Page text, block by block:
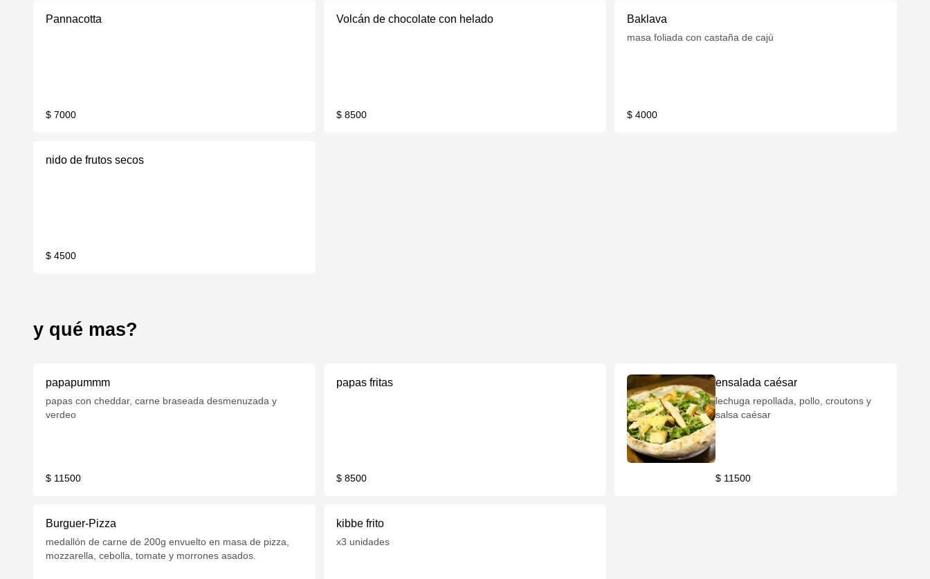
Pannacotta
$ 7000
Volcán de chocolate con helado
$ 8500
Baklava
masa foliada con castaña de cajú
$ 4000
nido de frutos secos
$ 4500
y qué mas?
papapummm
papas con cheddar, carne braseada desmenuzada y
verdeo
$ 11500
papas fritas
$ 8500
ensalada caésar
lechuga repollada, pollo, croutons y
salsa caésar
$ 11500
Burguer-Pizza
medallón de carne de 200g envuelto en masa de pizza,
mozzarella, cebolla, tomate y morrones asados.
kibbe frito
x3 unidades